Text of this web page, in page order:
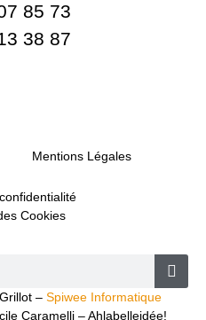
85 73
38 87
Mentions Légales
Cookies
– Spiwee Informatique
Caramelli – Ahlabelleidée!